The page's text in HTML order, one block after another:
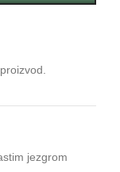
jezgrom